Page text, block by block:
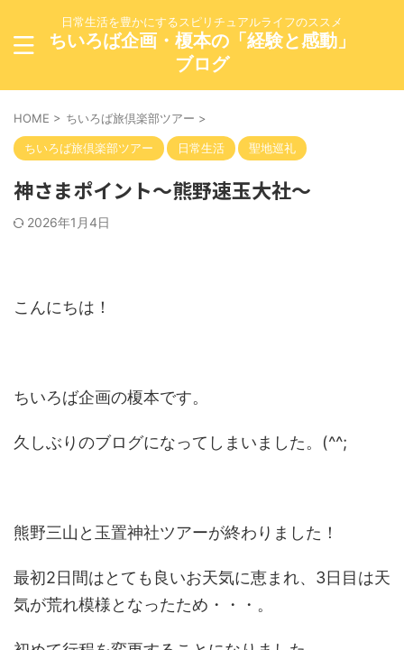
日常生活を豊かにするスピリチュアルライフのススメ
ちいろば企画・榎本の「経験と感動」
ブログ
HOME > ちいろば旅倶楽部ツアー >
ちいろば旅倶楽部ツアー 日常生活 聖地巡礼
神さまポイント～熊野速玉大社～
2026年1月4日
こんにちは！
ちいろば企画の榎本です。
久しぶりのブログになってしまいました。(^^;
熊野三山と玉置神社ツアーが終わりました！
最初2日間はとても良いお天気に恵まれ、3日目は天
気が荒れ模様となったため・・・。